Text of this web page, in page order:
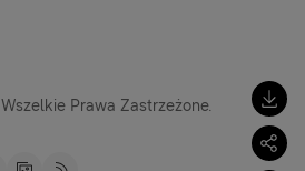
Prawa Zastrzeżone.